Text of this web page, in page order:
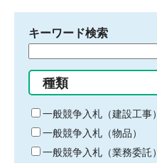
キーワード検索
る
キ
ー
ワ
ー
種類
一般競争入札（建設工事）
一般競争入札（物品）
一般競争入札（業務委託）